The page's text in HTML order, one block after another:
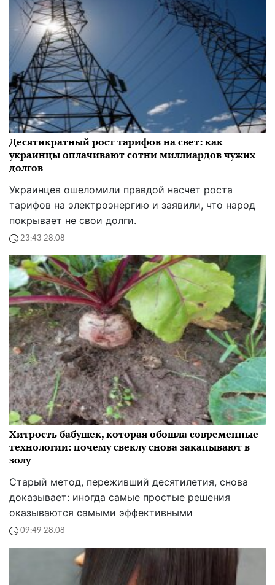
Десятикратный рост тарифов на свет: как
украинцы оплачивают сотни миллиардов чужих
долгов
Украинцев ошеломили правдой насчет роста
тарифов на электроэнергию и заявили, что народ
покрывает не свои долги.
23:43 28.08
Хитрость бабушек, которая обошла современные
технологии: почему свеклу снова закапывают в
золу
Старый метод, переживший десятилетия, снова
доказывает: иногда самые простые решения
оказываются самыми эффективными
09:49 28.08